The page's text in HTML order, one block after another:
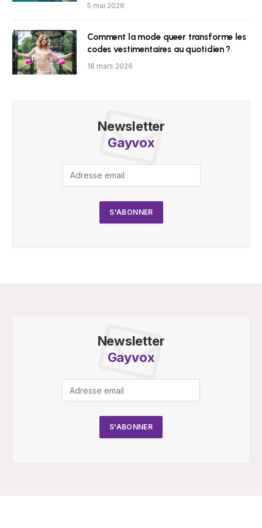
5 mai 2026
Comment la mode queer transforme les
codes vestimentaires au quotidien ?
18 mars 2026
Newsletter
Gayvox
Newsletter
Gayvox